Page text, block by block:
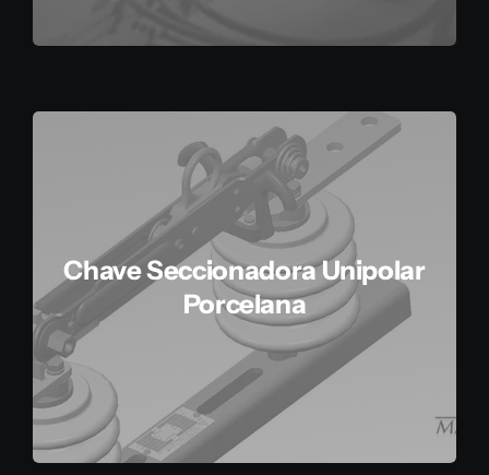
Chave Seccionadora Unipolar
Porcelana